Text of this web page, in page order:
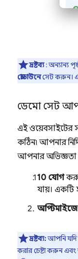
দ্রষ্টব্য: অন্যান্য
স্লোডাউনেসেট করুন।
ডেমো সেট
এই ওয়েবসাইটের
কঠিন৷ আপনার
আপনার অভিজ্ঞতা
10 যোগ
যায়। একটি
অপ্টিমাইজে
দ্রষ্টব্য:আপনি যদি
করার চেষ্টা করুন